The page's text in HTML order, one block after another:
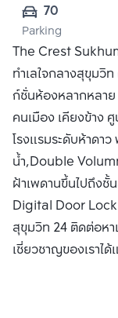
70
Parking
The Crest
ทำเลใจกลางสุขุมวิ
ก์ชั่นห้องหลากหลาย
คนเมือง เคียงข้าง ศู
โรงแรมระดับห้าดา
น้ำ,Double
ฝ้าเพดานขึ้นไปถึงชั้
Digital Door Lock
สุขุมวิท 24 ติดต่อหา
เชี่ยวชาญของเราไ